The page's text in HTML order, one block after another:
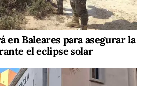
en Baleares para asegurar la
el eclipse solar